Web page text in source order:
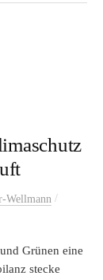
Wellmann /
Grünen eine
stecke